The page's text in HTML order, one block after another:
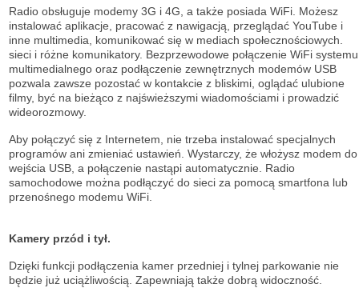
Radio obsługuje modemy 3G i 4G, a także posiada WiFi. Możesz
instalować aplikacje, pracować z nawigacją, przeglądać YouTube i
inne multimedia, komunikować się w mediach społecznościowych.
sieci i różne komunikatory. Bezprzewodowe połączenie WiFi systemu
multimedialnego oraz podłączenie zewnętrznych modemów USB
pozwala zawsze pozostać w kontakcie z bliskimi, oglądać ulubione
filmy, być na bieżąco z najświeższymi wiadomościami i prowadzić
wideorozmowy.
Aby połączyć się z Internetem, nie trzeba instalować specjalnych
programów ani zmieniać ustawień. Wystarczy, że włożysz modem do
wejścia USB, a połączenie nastąpi automatycznie. Radio
samochodowe można podłączyć do sieci za pomocą smartfona lub
przenośnego modemu WiFi.
Kamery przód i tył.
Dzięki funkcji podłączenia kamer przedniej i tylnej parkowanie nie
będzie już uciążliwością. Zapewniają także dobrą widoczność.